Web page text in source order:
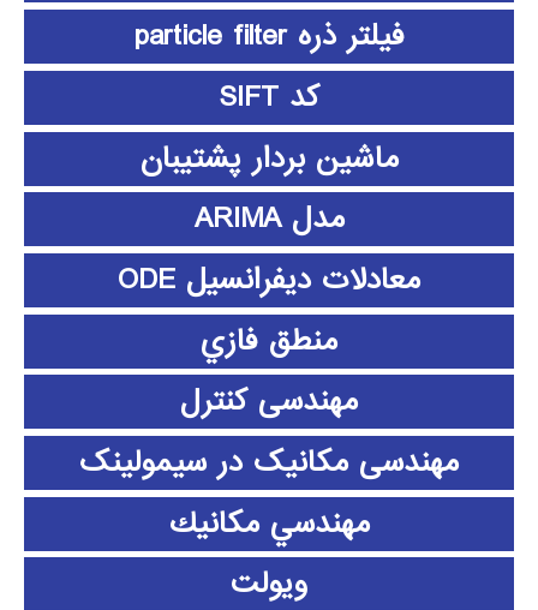
فیلتر ذره particle filter
کد SIFT
ماشین بردار پشتیبان
مدل ARIMA
معادلات دیفرانسیل ODE
منطق فازي
مهندسی کنترل
مهندسی مکانیک در سیمولینک
مهندسي مكانيك
ویولت